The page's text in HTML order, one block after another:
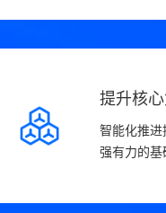
提升核
智能化推进
强有力的基